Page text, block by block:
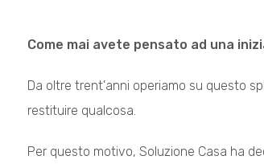
Come mai avete pensato ad una
Da oltre trent'anni operiamo su questo
restituire qualcosa.
Per questo motivo, Soluzione Casa ha